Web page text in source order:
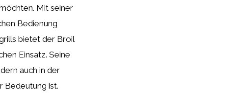
Mit seiner
Bedienung
bietet der Broil
Einsatz. Seine
auch in der
Bedeutung ist.